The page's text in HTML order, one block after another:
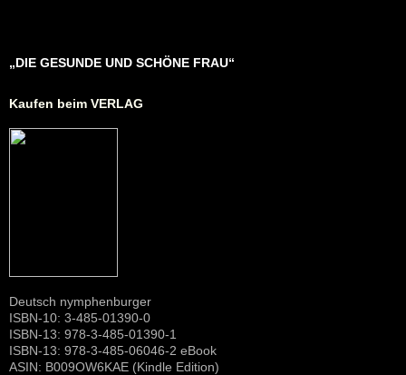
„DIE GESUNDE UND SCHÖNE FRAU“
Kaufen beim VERLAG
Deutsch nymphenburger
ISBN-10: 3-485-01390-0
ISBN-13: 978-3-485-01390-1
ISBN-13: 978-3-485-06046-2 eBook
ASIN: B009OW6KAE (Kindle Edition)